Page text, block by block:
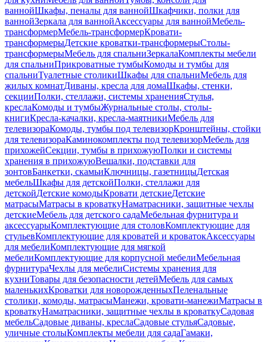
ваннойШкафы, пеналы для ваннойШкафчики, полки для
ваннойЗеркала для ваннойАксессуары для ваннойМебель-
трансформерМебель-трансформерКровати-
трансформерыДетские кроватки-трансформерыСтолы-
трансформерыМебель для спальниЗеркалаКомплекты мебели
для спальниПрикроватные тумбыКомоды и тумбы для
спальниТуалетные столикиШкафы для спальниМебель для
жилых комнатДиваны, кресла для домаШкафы, стенки,
секцииПолки, стеллажи, системы храненияСтулья,
креслаКомоды и тумбыЖурнальные столы, столы-
книгиКресла-качалки, кресла-маятникиМебель для
телевизораКомоды, тумбы под телевизорКронштейны, стойки
для телевизораКаминокомплекты под телевизорМебель для
прихожейСекции, тумбы в прихожуюПолки и системы
хранения в прихожуюВешалки, подставки для
зонтовБанкетки, скамьиКлючницы, газетницыДетская
мебельШкафы для детскойПолки, стеллажи для
детскойДетские комодыКровати детскиеДетские
матрасыМатрасы в кроваткуНаматрасники, защитные чехлы
детскиеМебель для детского садаМебельная фурнитура и
аксессуарыКомплектующие для столовКомплектующие для
стульевКомплектующие для кроватей и кроватокАксессуары
для мебелиКомплектующие для мягкой
мебелиКомплектующие для корпусной мебелиМебельная
фурнитураЧехлы для мебелиСистемы хранения для
кухниТовары для безопасности детейМебель для самых
маленькихКроватки для новорожденныхПеленальные
столики, комоды, матрасыМанежи, кровати-манежиМатрасы в
кроваткуНаматрасники, защитные чехлы в кроваткуСадовая
мебельСадовые диваны, креслаСадовые стульяСадовые,
уличные столыКомплекты мебели для садаГамаки,